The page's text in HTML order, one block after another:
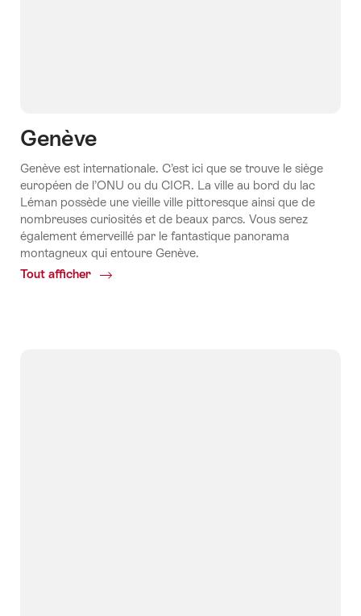
Genève
Genève est internationale. C’est ici que se trouve le siège
européen de l’ONU ou du CICR. La ville au bord du lac
Léman possède une vieille ville pittoresque ainsi que de
nombreuses curiosités et de beaux parcs. Vous serez
également émerveillé par le fantastique panorama
montagneux qui entoure Genève.
Tout afficher
Common.Of